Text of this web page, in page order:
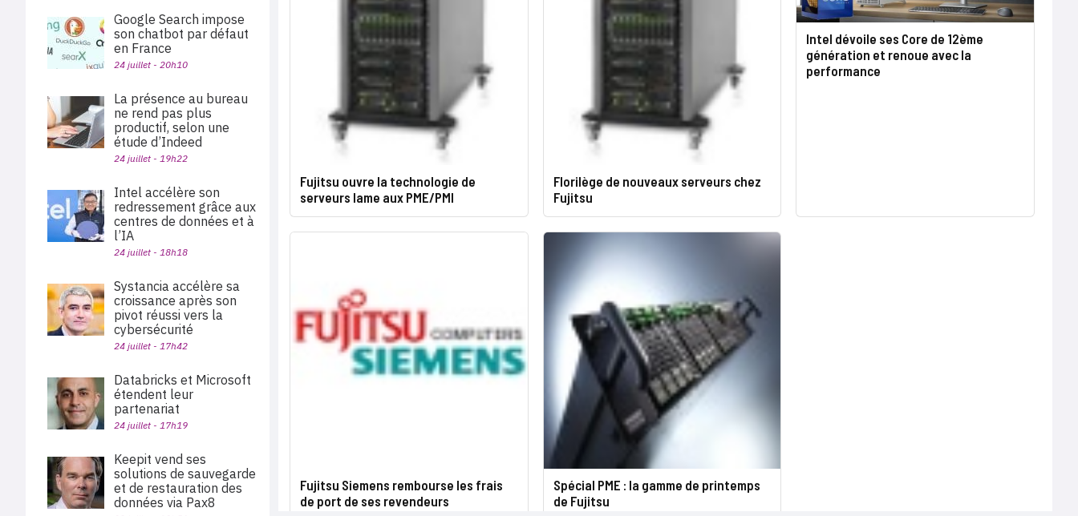
Fujitsu ouvre la technologie de
serveurs lame aux PME/PMI
Florilège de nouveaux serveurs chez
Fujitsu
Intel dévoile ses Core de 12ème
génération et renoue avec la
performance
Fujitsu Siemens rembourse les frais
de port de ses revendeurs
Spécial PME : la gamme de printemps
de Fujitsu
Google Search impose
son chatbot par défaut
en France
24 juillet - 20h10
La présence au bureau
ne rend pas plus
productif, selon une
étude d’Indeed
24 juillet - 19h22
Intel accélère son
redressement grâce aux
centres de données et à
l’IA
24 juillet - 18h18
Systancia accélère sa
croissance après son
pivot réussi vers la
cybersécurité
24 juillet - 17h42
Databricks et Microsoft
étendent leur
partenariat
24 juillet - 17h19
Keepit vend ses
solutions de sauvegarde
et de restauration des
données via Pax8